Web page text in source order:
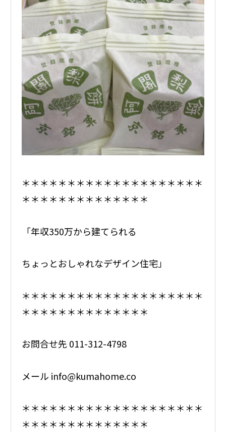
＊＊＊＊＊＊＊＊＊＊＊＊＊＊＊＊＊＊＊＊
＊＊＊＊＊＊＊＊＊＊＊＊＊＊
「年収350万から建てられる
ちょっとおしゃれなデザイン住宅」
＊＊＊＊＊＊＊＊＊＊＊＊＊＊＊＊＊＊＊＊
＊＊＊＊＊＊＊＊＊＊＊＊＊＊
お問合せ先 011-312-4798
メール info@kumahome.co
＊＊＊＊＊＊＊＊＊＊＊＊＊＊＊＊＊＊＊＊
＊＊＊＊＊＊＊＊＊＊＊＊＊＊